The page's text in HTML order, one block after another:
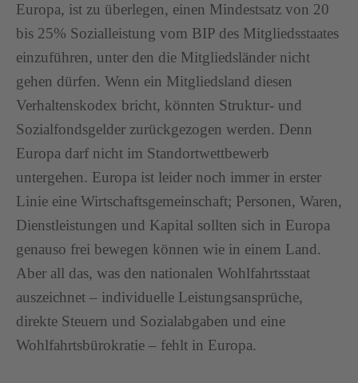
Europa, ist zu überlegen, einen Mindestsatz von 20
bis 25% Sozialleistung vom BIP des Mitgliedsstaates
einzuführen, unter den die Mitgliedsländer nicht
gehen dürfen. Wenn ein Mitgliedsland diesen
Verhaltenskodex bricht, könnten Struktur- und
Sozialfondsgelder zurückgezogen werden. Denn
Europa darf nicht im Standortwettbewerb
untergehen. Europa ist leider noch immer in erster
Linie eine Wirtschaftsgemeinschaft; Personen, Waren,
Dienstleistungen und Kapital sollten sich in Europa
genauso frei bewegen können wie in einem Land.
Aber all das, was den nationalen Wohlfahrtsstaat
auszeichnet – individuelle Leistungsansprüche,
direkte Steuern und Sozialabgaben und eine
Wohlfahrtsbürokratie – fehlt in Europa.